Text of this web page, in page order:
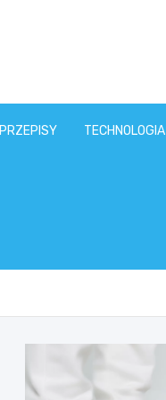
PRZEPISY TECHNOLOGIA